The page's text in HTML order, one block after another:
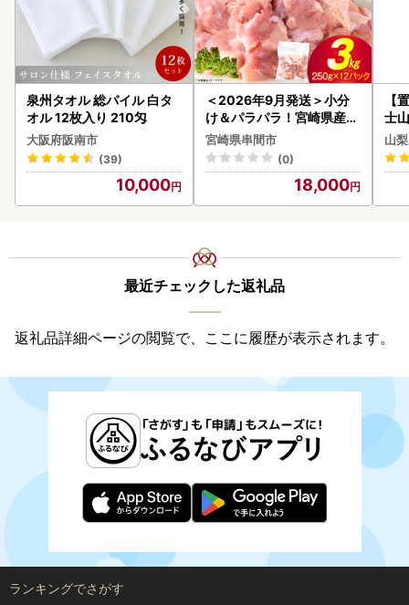
泉州タオル 総パイル 白タ
オル 12枚入り 210匁
大阪府阪南市
(39)
10,000
＜2026年9月発送＞小分
け＆パラパラ！宮崎県産鶏
ももカット合計3kg_K043
-009-2609
宮崎県串間市
(0)
18,000
【
士
山
最近チェックした返礼品
返礼品詳細ページの閲覧で、ここに履歴が表示されます。
ランキングでさがす